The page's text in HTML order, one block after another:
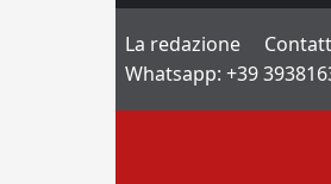
La redazione
Whatsapp: +39